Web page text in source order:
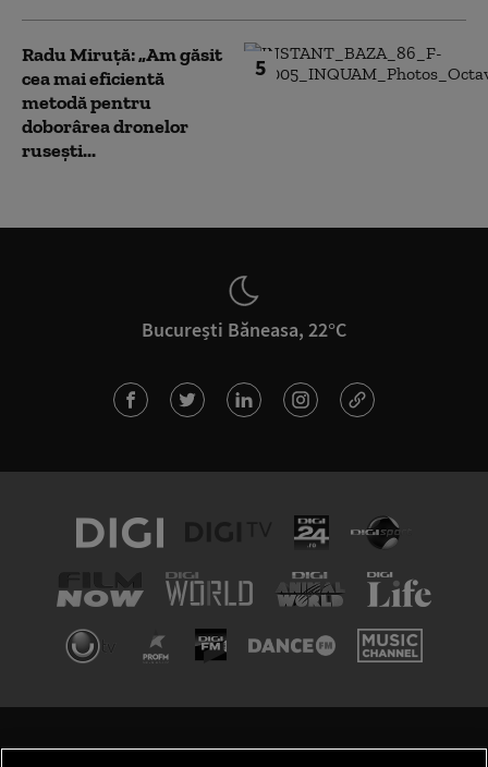
5
Radu Miruță: „Am găsit
cea mai eficientă
metodă pentru
doborârea dronelor
rusești...
București Băneasa, 22°C